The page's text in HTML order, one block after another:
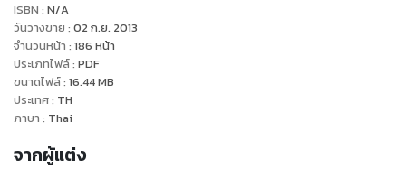
ISBN : N/A
วันวางขาย : 02 ก.ย. 2013
จำนวนหน้า : 186 หน้า
ประเภทไฟล์: PDF
ขนาดไฟล์: 16.44MB
ประเทศ: TH
ภาษา : Thai
จากผู้แต่ง